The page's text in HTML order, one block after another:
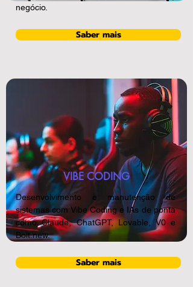
negócio.
Saber mais
Desenvolvimento e manutenção de
sistemas com Vibe Coding e IAs de ponta
como Claude, ChatGPT, Lovable, V0 e
Bolt.new.
Saber mais
VIBE CODING